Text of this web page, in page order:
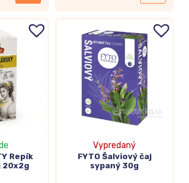
Repík
20x2g
Vypredaný
FYTO Šalviový čaj
sypaný 30g